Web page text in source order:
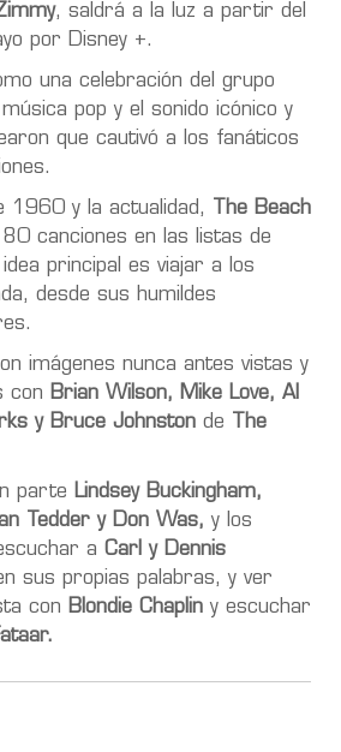
, saldrá a la luz a partir del
por Disney +.
una celebración del grupo
pop y el sonido icónico y
que cautivó a los fanáticos
1960 y la actualidad,
The Beach
canciones en las listas de
principal es viajar a los
desde sus humildes
imágenes nunca antes vistas y
con Brian Wilson, Mike Love, Al
y Bruce Johnston de
The
parte Lindsey Buckingham,
Tedder y Don Was, y los
a Carl y Dennis
sus propias palabras, y ver
con Blondie Chaplin y escuchar